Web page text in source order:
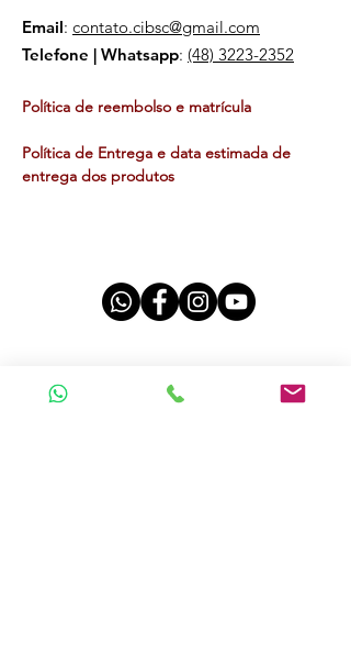
Email: contato.cibsc@gmail.com
Telefone | Whatsapp: (48) 3223-2352
Política de reembolso e matrícula
Política de Entrega e data estimada de
entrega dos produtos